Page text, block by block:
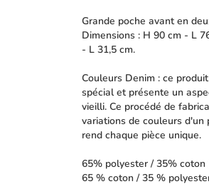
Grande poche avant en
Dimensions : H 90 cm - L
- L 31,5 cm.
Couleurs Denim : ce
spécial et présente un
vieilli. Ce procédé de
variations de couleurs
rend chaque pièce unique.
65% polyester / 35%
65 % coton / 35 %